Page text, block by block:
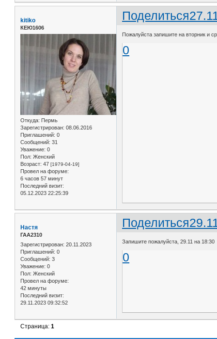
Поделиться
kitiko
КЕЮ1606
Откуда: Пермь
Зарегистрирован: 08.06.2016
Приглашений: 0
Сообщений: 31
Уважение: 0
Пол: Женский
Возраст: 47 [1979-04-19]
Провел на форуме:
6 часов 57 минут
Последний визит:
05.12.2023 22:25:39
Пожалуйста запишите на вторник и
0
Поделиться
Настя
ГАА2310
Зарегистрирован: 20.11.2023
Приглашений: 0
Сообщений: 3
Уважение: 0
Пол: Женский
Провел на форуме:
42 минуты
Последний визит:
29.11.2023 09:32:52
Запишите пожалуйста, 29.11 на 18:30
0
Страница:1